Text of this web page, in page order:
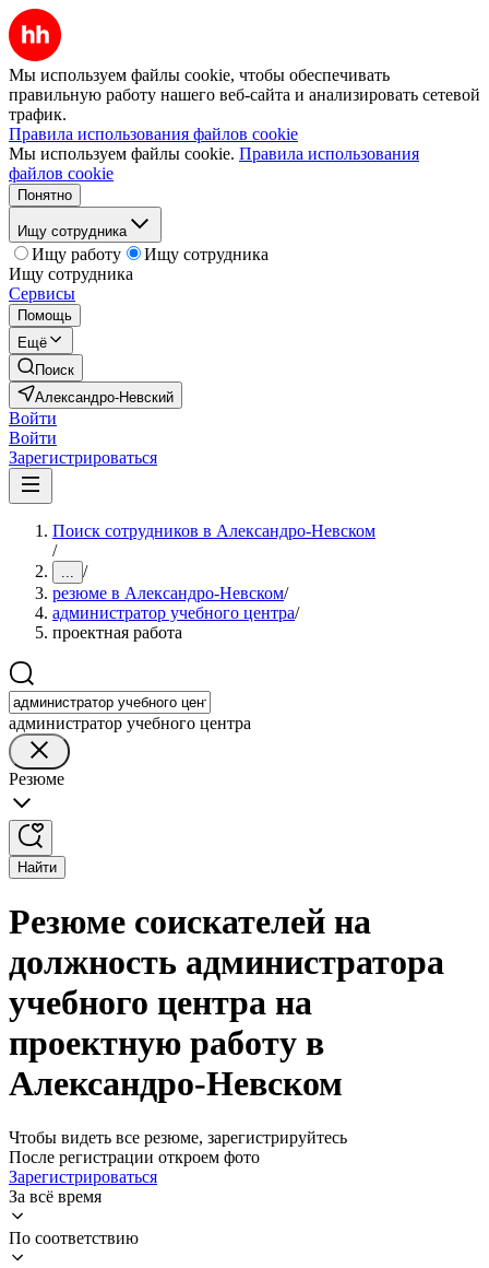
Мы используем файлы cookie, чтобы обеспечивать
правильную работу нашего веб-сайта и анализировать сетевой
трафик.
Правила использования файлов cookie
Мы используем файлы cookie. Правила использования
файлов cookie
Понятно
Ищу сотрудника
Ищу работу
Ищу сотрудника
Ищу сотрудника
Сервисы
Помощь
Ещё
Поиск
Александро-Невский
Войти
Войти
Зарегистрироваться
Поиск сотрудников в Александро-Невском
/
... /
резюме в Александро-Невском/
администратор учебного центра/
проектная работа
администратор учебного центра
Резюме
Найти
Резюме соискателей на
должность администратора
учебного центра на
проектную работу в
Александро-Невском
Чтобы видеть все резюме, зарегистрируйтесь
После регистрации откроем фото
Зарегистрироваться
За всё время
По соответствию